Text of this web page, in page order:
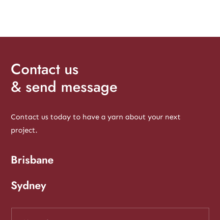
Contact us
& send message
Contact us today to have a yarn about your next
project.
Brisbane
Sydney